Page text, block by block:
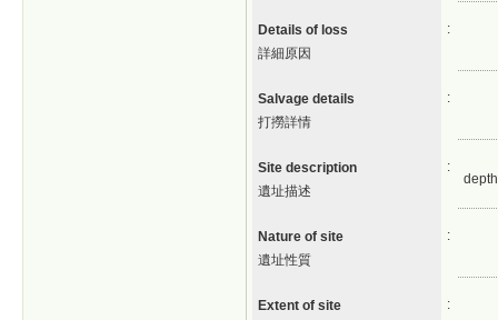
Details of loss
詳細原因
:
Salvage details
打撈詳情
:
Site description
遺址描述
:
Nature of site
遺址性質
:
Extent of site
: